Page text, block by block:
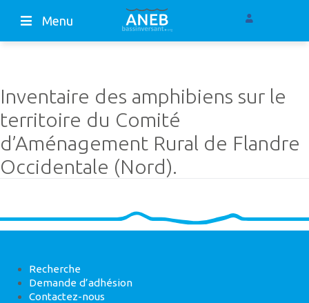
Menu
Inventaire des amphibiens sur le
territoire du Comité
d’Aménagement Rural de Flandre
Occidentale (Nord).
Recherche
Demande d’adhésion
Contactez-nous